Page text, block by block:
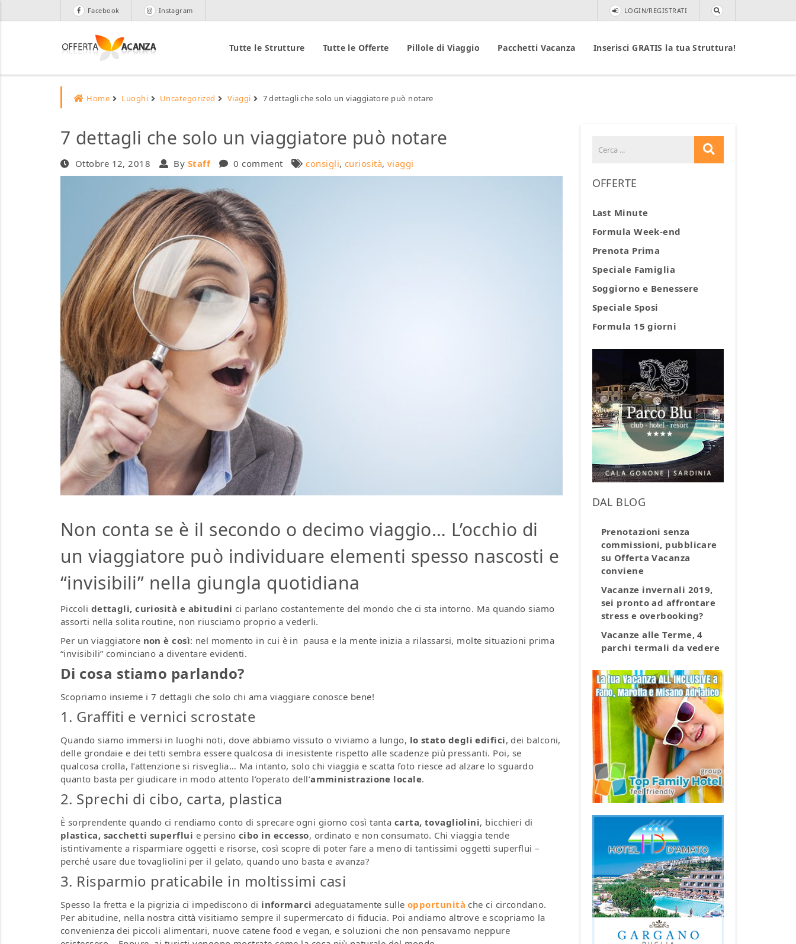
Facebook Instagram LOGIN/REGISTRATI
Tutte le Strutture Tutte le Offerte Pillole di Viaggio Pacchetti Vacanza Inserisci GRATIS la tua Struttura!
Home Luoghi Uncategorized Viaggi 7 dettagli che solo un viaggiatore può notare
7 dettagli che solo un viaggiatore può notare
Ottobre 12, 2018 By Staff 0 comment consigli, curiosità, viaggi
Non conta se è il secondo o decimo viaggio… L’occhio di
un viaggiatore può individuare elementi spesso nascosti e
“invisibili” nella giungla quotidiana
Piccoli dettagli, curiosità e abitudini ci parlano costantemente del mondo che ci sta intorno. Ma quando siamo
assorti nella solita routine, non riusciamo proprio a vederli.
Per un viaggiatore non è così: nel momento in cui è in pausa e la mente inizia a rilassarsi, molte situazioni prima
“invisibili” cominciano a diventare evidenti.
Di cosa stiamo parlando?
Scopriamo insieme i 7 dettagli che solo chi ama viaggiare conosce bene!
1. Graffiti e vernici scrostate
Quando siamo immersi in luoghi noti, dove abbiamo vissuto o viviamo a lungo, lo stato degli edifici, dei balconi,
delle grondaie e dei tetti sembra essere qualcosa di inesistente rispetto alle scadenze più pressanti. Poi, se
qualcosa crolla, l’attenzione si risveglia… Ma intanto, solo chi viaggia e scatta foto riesce ad alzare lo sguardo
quanto basta per giudicare in modo attento l’operato dell’amministrazione locale.
2. Sprechi di cibo, carta, plastica
È sorprendente quando ci rendiamo conto di sprecare ogni giorno così tanta carta, tovagliolini, bicchieri di
plastica, sacchetti superflui e persinocibo in eccesso, ordinato e non consumato. Chi viaggia tende
istintivamente a risparmiare oggetti e risorse, così scopre di poter fare a meno di tantissimi oggetti superflui –
perché usare due tovagliolini per il gelato, quando uno basta e avanza?
3. Risparmio praticabile in moltissimi casi
Spesso la fretta e la pigrizia ci impediscono di informarci adeguatamente sulleopportunità che ci circondano.
Per abitudine, nella nostra città visitiamo sempre il supermercato di fiducia. Poi andiamo altrove e scopriamo la
convenienza dei piccoli alimentari, nuove catene food e vegan, e soluzioni che non pensavamo neppure
OFFERTE
Last Minute
Formula Week-end
Prenota Prima
Speciale Famiglia
Soggiorno e Benessere
Speciale Sposi
Formula 15 giorni
DAL BLOG
Prenotazioni senza
commissioni, pubblicare
su Offerta Vacanza
conviene
Vacanze invernali 2019,
sei pronto ad affrontare
stress e overbooking?
Vacanze alle Terme, 4
parchi termali da vedere